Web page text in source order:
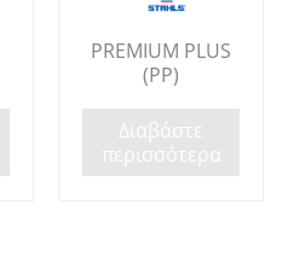
PREMIUM PLUS
(PP)
Διαβάστε
περισσότερα